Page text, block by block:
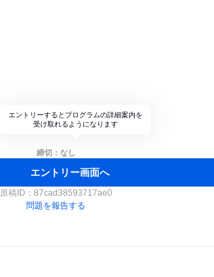
エントリーするとプログラムの詳細案内を
受け取れるようになります
締切：なし
エントリー画面へ
原稿ID： 87cad38593717ae0
問題を報告する